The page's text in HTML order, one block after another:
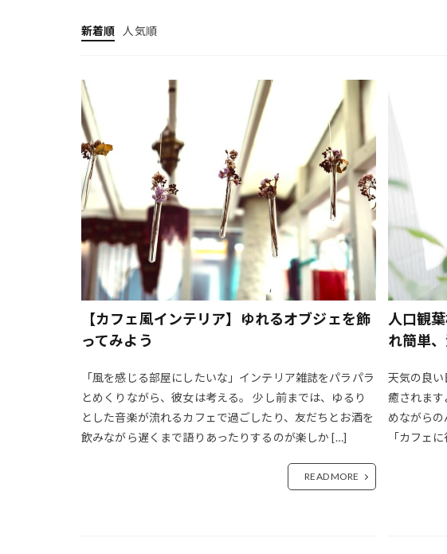
新着順 人気順
【カフェ風インテリア】ゆれるオブジェを飾
ってみよう
「風を感じる部屋にしたいな」インテリア雑誌をパラパラ
とめくりながら、彼女は考える。 少し前までは、ゆるり
とした音楽が流れるカフェで過ごしたり、友だちとお酒を
飲みながら遅くまで語りあったりするのが楽しか […]
READ MORE
人口観
れ簡単、
天気の良
癒されま
めながらの
「カフェ
アラジン トースター
アラジン トースター 新しい
アレンジレシピ
アロイド
アンティーク ヴインテージ
ア
あんバタートースト
イエティ
イングリッシュスコーン
イン
インスタ映え
インダストリアル
インテリア ヴィンテージ
イ
ウィルキンソン
ヴィンテージ
うなぎパイファクトリー
ウフコ
オーガニック
オーガニック 抹
オージープラ
おうちカフェ
おうちキャンプ
おうち時間 ハンドドリップ
お
オクシモロン
おしゃれインテリ
おすすめ商品
おつち アウトド
オリーブ ユーカリ
お手頃価格 アンティーク
カフェ
カフェ bgm カフ